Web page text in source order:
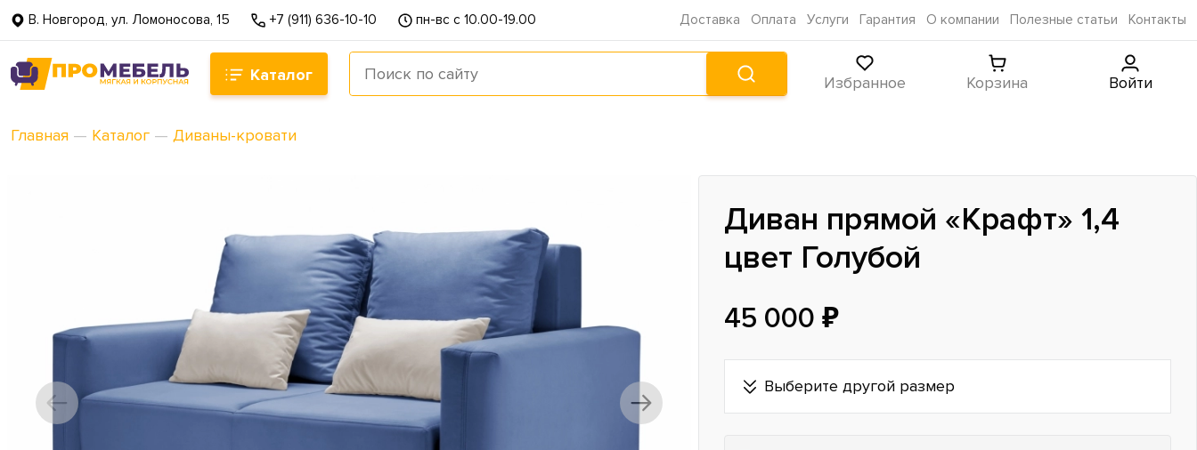
В. Новгород, ул. Ломоносова, 15 +7 (911) 636-10-10 пн-вс с 10.00-19.00 Доставка Оплата Услуги Гарантия О компании Полезные статьи Контакты
Каталог Избранное Корзина Войти
Главная — Каталог — Диваны-кровати
Диван прямой «Крафт» 1,4
цвет Голубой
45 000 ₽
Выберите другой размер